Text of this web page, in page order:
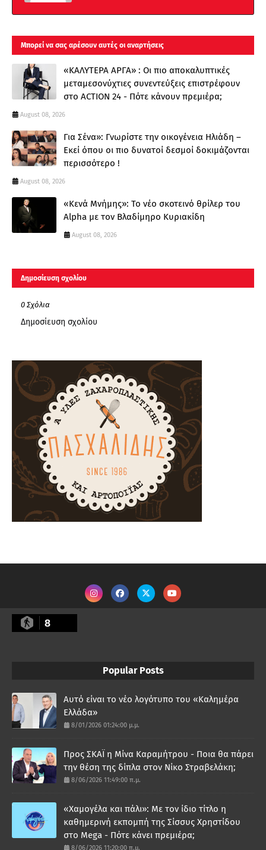
Μπορεί να σας αρέσουν αυτές οι αναρτήσεις
«ΚΑΛΥΤΕΡΑ ΑΡΓΑ» : Oι πιο αποκαλυπτικές
μεταμεσονύχτιες συνεντεύξεις επιστρέφουν
στο ACTION 24 - Πότε κάνουν πρεμιέρα;
August 08, 2026
Για Σένα»: Γνωρίστε την οικογένεια Ηλιάδη –
Εκεί όπου οι πιο δυνατοί δεσμοί δοκιμάζονται
περισσότερο !
August 08, 2026
«Κενά Μνήμης»: Το νέο σκοτεινό θρίλερ του
Alpha με τον Βλαδίμηρο Κυριακίδη
August 08, 2026
Δημοσίευση σχολίου
0 Σχόλια
Δημοσίευση σχολίου
8
Popular Posts
Αυτό είναι το νέο λογότυπο του «Καλημέρα
Ελλάδα»
8/01/2026 01:24:00 μ.μ.
Προς ΣΚΑΪ η Μίνα Καραμήτρου - Ποια θα πάρει
την θέση της δίπλα στον Νίκο Στραβελάκη;
8/06/2026 11:49:00 π.μ.
«Χαμογέλα και πάλι»: Με τον ίδιο τίτλο η
καθημερινή εκπομπή της Σίσσυς Χρηστίδου
στο Mega - Πότε κάνει πρεμιέρα;
8/06/2026 11:20:00 π.μ.